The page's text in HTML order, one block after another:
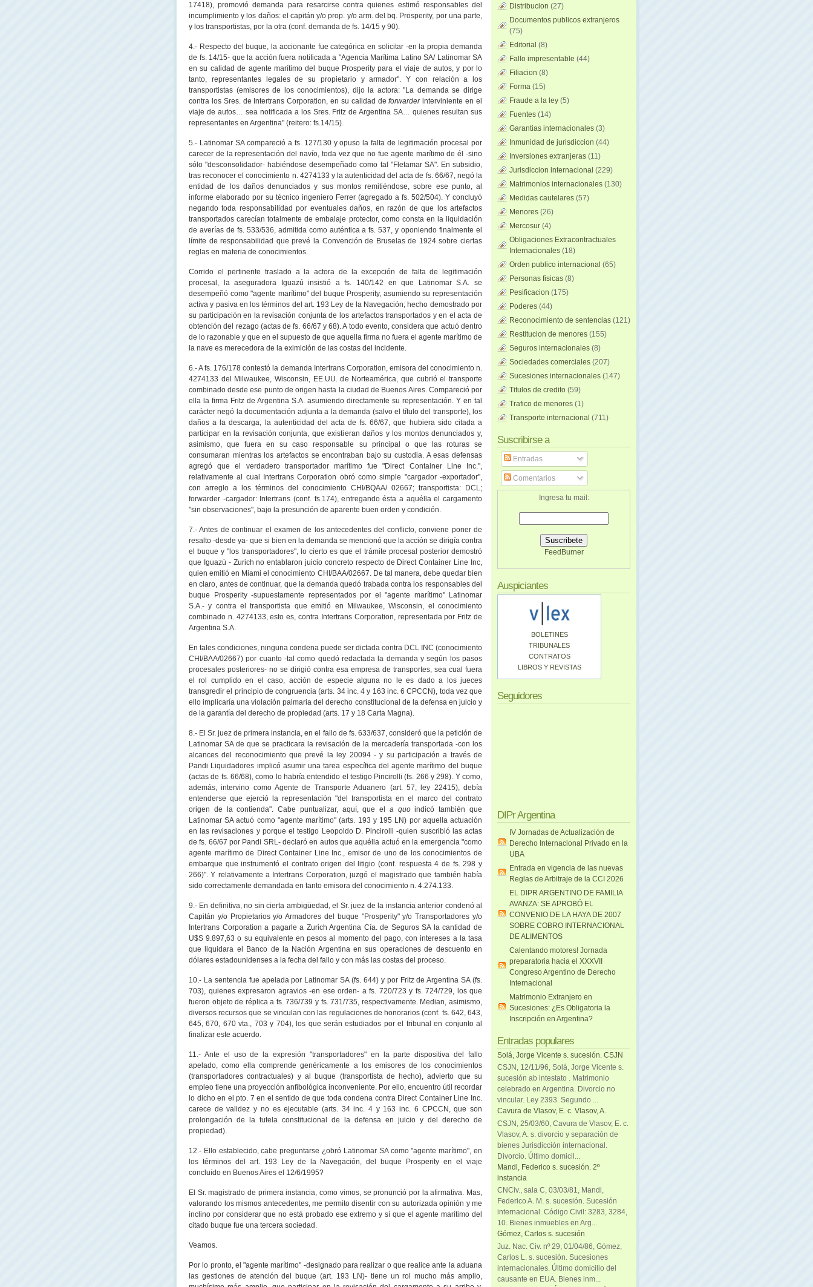
17418), promovió demanda para resarcirse contra quienes estimó responsables del
incumplimiento y los daños: el capitán y/o prop. y/o arm. del bq. Prosperity, por una parte,
y los transportistas, por la otra (conf. demanda de fs. 14/15 y 90).
4.- Respecto del buque, la accionante fue categórica en solicitar -en la propia demanda
de fs. 14/15- que la acción fuera notificada a "Agencia Marítima Latino SA/ Latinomar SA
en su calidad de agente marítimo del buque Prosperity para el viaje de autos, y por lo
tanto, representantes legales de su propietario y armador". Y con relación a los
transportistas (emisores de los conocimientos), dijo la actora: "La demanda se dirige
contra los Sres. de Intertrans Corporation, en su calidad deforwarderinterviniente en el
viaje de autos… sea notificada a los Sres. Fritz de Argentina SA… quienes resultan sus
representantes en Argentina" (reitero: fs.14/15).
5.- Latinomar SA compareció a fs. 127/130 y opuso la falta de legitimación procesal por
carecer de la representación del navío, toda vez que no fue agente marítimo de él -sino
sólo "desconsolidador- habiéndose desempeñado como tal "Fletamar SA". En subsidio,
tras reconocer el conocimiento n. 4274133 y la autenticidad del acta de fs. 66/67, negó la
entidad de los daños denunciados y sus montos remitiéndose, sobre ese punto, al
informe elaborado por su técnico ingeniero Ferrer (agregado a fs. 502/504). Y concluyó
negando toda responsabilidad por eventuales daños, en razón de que los artefactos
transportados carecían totalmente de embalaje protector, como consta en la liquidación
de averías de fs. 533/536, admitida como auténtica a fs. 537, y oponiendo finalmente el
límite de responsabilidad que prevé
la Convención de Bruselas de 1924 sobre ciertas
reglas en materia de conocimientos.
Corrido el pertinente traslado a la actora de la excepción de falta de legitimación
procesal, la aseguradora Iguazú insistió a fs. 140/142 en que Latinomar S.A. se
desempeñó como "agente marítimo" del buque Prosperity, asumiendo su representación
activa y pasiva en los términos del art. 193 Ley de la Navegación; hecho demostrado por
su participación en la revisación conjunta de los artefactos transportados y en el acta de
obtención del rezago (actas de fs. 66/67 y 68). A todo evento, considera que actuó dentro
de lo razonable y que en el supuesto de que aquella firma no fuera el agente marítimo de
la nave es merecedora de la eximición de las costas del incidente.
6.- A fs. 176/178 contestó la demanda Intertrans Corporation, emisora del conocimiento n.
4274133 del Milwaukee, Wisconsin, EE.UU. de Norteamérica, que cubrió el transporte
combinado desde ese punto de origen hasta la ciudad de Buenos Aires. Compareció por
ella la firma Fritz de Argentina S.A. asumiendo directamente su representación. Y en tal
carácter negó la documentación adjunta a la demanda (salvo el título del transporte), los
daños a la descarga, la autenticidad del acta de fs. 66/67, que hubiera sido citada a
participar en la revisación conjunta, que existieran daños y los montos denunciados y,
asimismo, que fuera en su caso responsable su principal o que las roturas se
consumaran mientras los artefactos se encontraban bajo su custodia. A esas defensas
agregó que el verdadero transportador marítimo fue "Direct Container Line Inc.",
relativamente al cual Intertrans Corporation obró como simple "cargador -exportador",
con arreglo a los términos del conocimiento CHI/BQAA/ 02667; transportista: DCL;
forwarder -cargador: Intertrans (conf. fs.174), entregando ésta a aquélla el cargamento
"sin observaciones", bajo la presunción de aparente buen orden y condición.
7.- Antes de continuar el examen de los antecedentes del conflicto, conviene poner de
resalto -desde ya- que si bien en la demanda se mencionó que la acción se dirigía contra
el buque y "los transportadores", lo cierto es que el trámite procesal posterior demostró
que Iguazú - Zurich no entablaron juicio concreto respecto de Direct Container Line Inc,
quien emitió en Miami el conocimiento CHI/BAA/02667. De tal manera, debe quedar bien
en claro, antes de continuar, que la demanda quedó trabada contra los responsables del
buque Prosperity -supuestamente representados por el "agente marítimo" Latinomar
S.A.- y contra el transportista que emitió en Milwaukee, Wisconsin, el conocimiento
combinado n. 4274133, esto es, contra Intertrans Corporation, representada por Fritz de
Argentina S.A.
En tales condiciones, ninguna condena puede ser dictada contra DCL INC (conocimiento
CHI/BAA/02667) por cuanto -tal como quedó redactada la demanda y según los pasos
procesales posteriores- no se dirigió contra esa empresa de transportes, sea cual fuera
el rol cumplido en el caso, acción de especie alguna no le es dado a los jueces
transgredir el principio de congruencia (arts. 34 inc. 4 y 163 inc. 6 CPCCN), toda vez que
ello implicaría una violación palmaria del derecho constitucional de la defensa en juicio y
de la garantía del derecho de propiedad (arts. 17 y 18 Carta Magna).
8.- El Sr. juez de primera instancia, en el fallo de fs. 633/637, consideró que la petición de
Latinomar SA de que se practicara la revisación de la mercadería transportada -con los
alcances del reconocimiento que prevé la ley 20094 - y su participación a través de
Pandi Liquidadores implicó asumir una tarea específica del agente marítimo del buque
(actas de fs. 66/68), como lo habría entendido el testigo Pincirolli (fs. 266 y 298). Y como,
además, intervino como Agente de Transporte Aduanero (art. 57, ley 22415), debía
entenderse que ejerció la representación "del transportista en el marco del contrato
origen de la contienda". Cabe puntualizar, aquí, que el a quoindicó también que
Latinomar SA actuó como "agente marítimo" (arts. 193 y 195 LN) por aquella actuación
en las revisaciones y porque el testigo Leopoldo D. Pincirolli -quien suscribió las actas
de fs. 66/67 por Pandi SRL- declaró en autos que aquélla actuó en la emergencia "como
agente marítimo de Direct Container Line Inc., emisor de uno de los conocimientos de
embarque que instrumentó el contrato origen del litigio (conf. respuesta 4 de fs. 298 y
266)". Y relativamente a Intertrans Corporation, juzgó el magistrado que también había
sido correctamente demandada en tanto emisora del conocimiento n. 4.274.133.
9.- En definitiva, no sin cierta ambigüedad, el Sr. juez de la instancia anterior condenó al
Capitán y/o Propietarios y/o Armadores del buque "Prosperity" y/o Transportadores y/o
Intertrans Corporation a pagarle a Zurich Argentina Cía. de Seguros SA la cantidad de
U$S 9.897,63 o su equivalente en pesos al momento del pago, con intereses a la tasa
que liquidara el Banco de
la Nación Argentinaen sus operaciones de descuento en
dólares estadounidenses a la fecha del fallo y con más las costas del proceso.
10.- La sentencia fue apelada por Latinomar SA (fs. 644) y por Fritz de Argentina SA (fs.
703), quienes expresaron agravios -en ese orden- a fs. 720/723 y fs. 724/729, los que
fueron objeto de réplica a fs. 736/739 y fs. 731/735, respectivamente. Median, asimismo,
diversos recursos que se vinculan con las regulaciones de honorarios (conf. fs. 642, 643,
645, 670, 670 vta., 703 y 704), los que serán estudiados por el tribunal en conjunto al
finalizar este acuerdo.
11.- Ante el uso de la expresión "transportadores" en la parte dispositiva del fallo
apelado, como ella comprende genéricamente a los emisores de los conocimientos
(transportadores contractuales) y al buque (transportista de hecho), advierto que su
empleo tiene una proyección anfibológica inconveniente. Por ello, encuentro útil recordar
lo dicho en el pto. 7 en el sentido de que toda condena contra Direct Container Line Inc.
carece de validez y no es ejecutable (arts. 34 inc. 4 y 163 inc. 6 CPCCN, que son
prolongación de la tutela constitucional de la defensa en juicio y del derecho de
propiedad).
12.- Ello establecido, cabe preguntarse ¿obró Latinomar SA como "agente marítimo", en
los términos del art. 193 Ley de
la Navegación, del buque Prosperity en el viaje
concluido en Buenos Aires el 12/6/1995?
El Sr. magistrado de primera instancia, como vimos, se pronunció por la afirmativa. Mas,
valorando los mismos antecedentes, me permito disentir con su autorizada opinión y me
inclino por considerar que no está probado ese extremo y sí que el agente marítimo del
citado buque fue una tercera sociedad.
Veamos.
Por lo pronto, el "agente marítimo" -designado para realizar o que realice ante la aduana
las gestiones de atención del buque (art. 193 LN)- tiene un rol mucho más amplio,
Distribucion (27)
Documentos publicos extranjeros
(75)
Editorial (8)
Fallo impresentable (44)
Filiacion (8)
Forma (15)
Fraude a la ley (5)
Fuentes (14)
Garantias internacionales (3)
Inmunidad de jurisdiccion (44)
Inversiones extranjeras (11)
Jurisdiccion internacional (229)
Matrimonios internacionales (130)
Medidas cautelares (57)
Menores (26)
Mercosur (4)
Obligaciones Extracontractuales
Internacionales (18)
Orden publico internacional (65)
Personas fisicas (8)
Pesificacion (175)
Poderes (44)
Reconocimiento de sentencias (121)
Restitucion de menores (155)
Seguros internacionales (8)
Sociedades comerciales (207)
Sucesiones internacionales (147)
Titulos de credito (59)
Trafico de menores (1)
Transporte internacional (711)
Suscribirse a
Entradas
Comentarios
Ingresa tu mail:
FeedBurner
Auspiciantes
BOLETINES
TRIBUNALES
CONTRATOS
LIBROS Y REVISTAS
Seguidores
DIPr Argentina
IV Jornadas de Actualización de
Derecho Internacional Privado en la
UBA
Entrada en vigencia de las nuevas
Reglas de Arbitraje de la CCI 2026
EL DIPR ARGENTINO DE FAMILIA
AVANZA: SE APROBÓ EL
CONVENIO DE LA HAYA DE 2007
SOBRE COBRO INTERNACIONAL
DE ALIMENTOS
Calentando motores! Jornada
preparatoria hacia el XXXVII
Congreso Argentino de Derecho
Internacional
Matrimonio Extranjero en
Sucesiones: ¿Es Obligatoria la
Inscripción en Argentina?
Entradas populares
Solá, Jorge Vicente s. sucesión. CSJN
CSJN, 12/11/96, Solá, Jorge Vicente s.
sucesión ab intestato . Matrimonio
celebrado en Argentina. Divorcio no
vincular. Ley 2393. Segundo ...
Cavura de Vlasov, E. c. Vlasov, A.
CSJN, 25/03/60, Cavura de Vlasov, E. c.
Vlasov, A. s. divorcio y separación de
bienes Jurisdicción internacional.
Divorcio. Último domicil...
Mandl, Federico s. sucesión. 2º
instancia
CNCiv., sala C, 03/03/81, Mandl,
Federico A. M. s. sucesión. Sucesión
internacional. Código Civil: 3283, 3284,
10. Bienes inmuebles en Arg...
Gómez, Carlos s. sucesión
Juz. Nac. Civ. nº 29, 01/04/86, Gómez,
Carlos L. s. sucesión. Sucesiones
internacionales. Último domicilio del
causante en EUA. Bienes inm...